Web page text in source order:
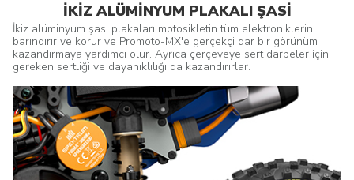
İKİZ ALÜMİNYUM PLAKALI ŞASİ
İkiz alüminyum şasi plakaları motosikletin tüm elektroniklerini
barındırır ve korur ve Promoto-MX'e gerçekçi dar bir görünüm
kazandırmaya yardımcı olur. Ayrıca çerçeveye sert darbeler için
gereken sertliği ve dayanıklılığı da kazandırırlar.